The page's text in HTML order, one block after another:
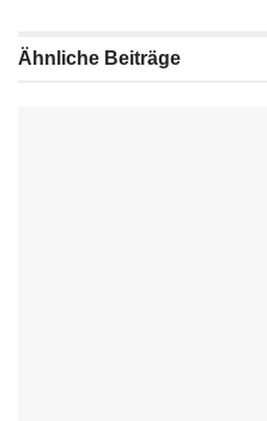
Ähnliche Beiträge